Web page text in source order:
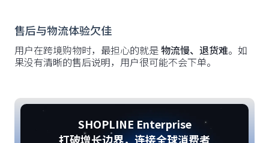
售后与物流体验欠佳
用户在跨境购物时，最担心的就是物流慢、退货难。如
果没有清晰的售后说明，用户很可能不会下单。
SHOPLINE Enterprise
打破增长边界，连接全球消费者